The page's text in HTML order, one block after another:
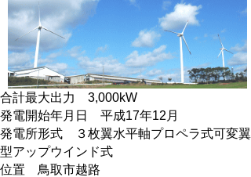
合計最大出力 3,000kW
発電開始年月日 平成17年12月
発電所形式 ３枚翼水平軸プロペラ式可変翼
型アップウインド式
位置 鳥取市越路